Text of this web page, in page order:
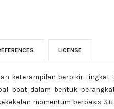
LICENSE
keterampilan berpikir tingkat
boat dalam bentuk
momentum berbasis